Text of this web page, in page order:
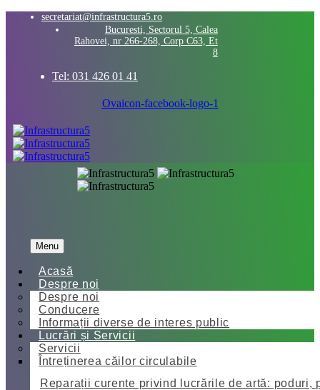
secretariat@infrastructura5.ro
Bucuresti, Sectorul 5, Calea
Rahovei, nr 266-268, Corp C63, Et
8
Tel: 031 426 01 41
Ovaicon-facebook-logo-1
Menu
Acasă
Despre noi
Despre noi
Conducere
Informații diverse de interes public
Lucrări și Servicii
Servicii
Întreținerea căilor circulabile
Reparații curente privind lucrările de artă: poduri,